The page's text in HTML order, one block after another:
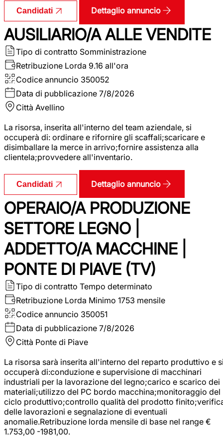
Candidati Dettaglio annuncio
AUSILIARIO/A ALLE VENDITE
Tipo di contratto Somministrazione
Retribuzione Lorda 9.16 all'ora
Codice annuncio 350052
Data di pubblicazione 7/8/2026
Città Avellino
La risorsa, inserita all'interno del team aziendale, si
occuperà di: ordinare e rifornire gli scaffali;scaricare e
disimballare la merce in arrivo;fornire assistenza alla
clientela;provvedere all'inventario.
Candidati Dettaglio annuncio
OPERAIO/A PRODUZIONE
SETTORE LEGNO |
ADDETTO/A MACCHINE |
PONTE DI PIAVE (TV)
Tipo di contratto Tempo determinato
Retribuzione Lorda Minimo 1753 mensile
Codice annuncio 350051
Data di pubblicazione 7/8/2026
Città Ponte di Piave
La risorsa sarà inserita all'interno del reparto produttivo e
occuperà di:conduzione e supervisione di macchinari
industriali per la lavorazione del legno;carico e scarico dei
materiali;utilizzo del PC bordo macchina;monitoraggio del
ciclo produttivo;controllo qualità del prodotto
delle lavorazioni e segnalazione di eventuali
anomalie.Retribuzione lorda mensile di base nel range €
1.753,00 -1981,00.